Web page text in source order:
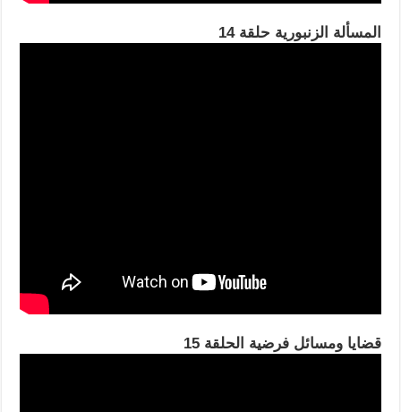
المسألة الزنبورية حلقة 14
قضايا ومسائل فرضية الحلقة 15